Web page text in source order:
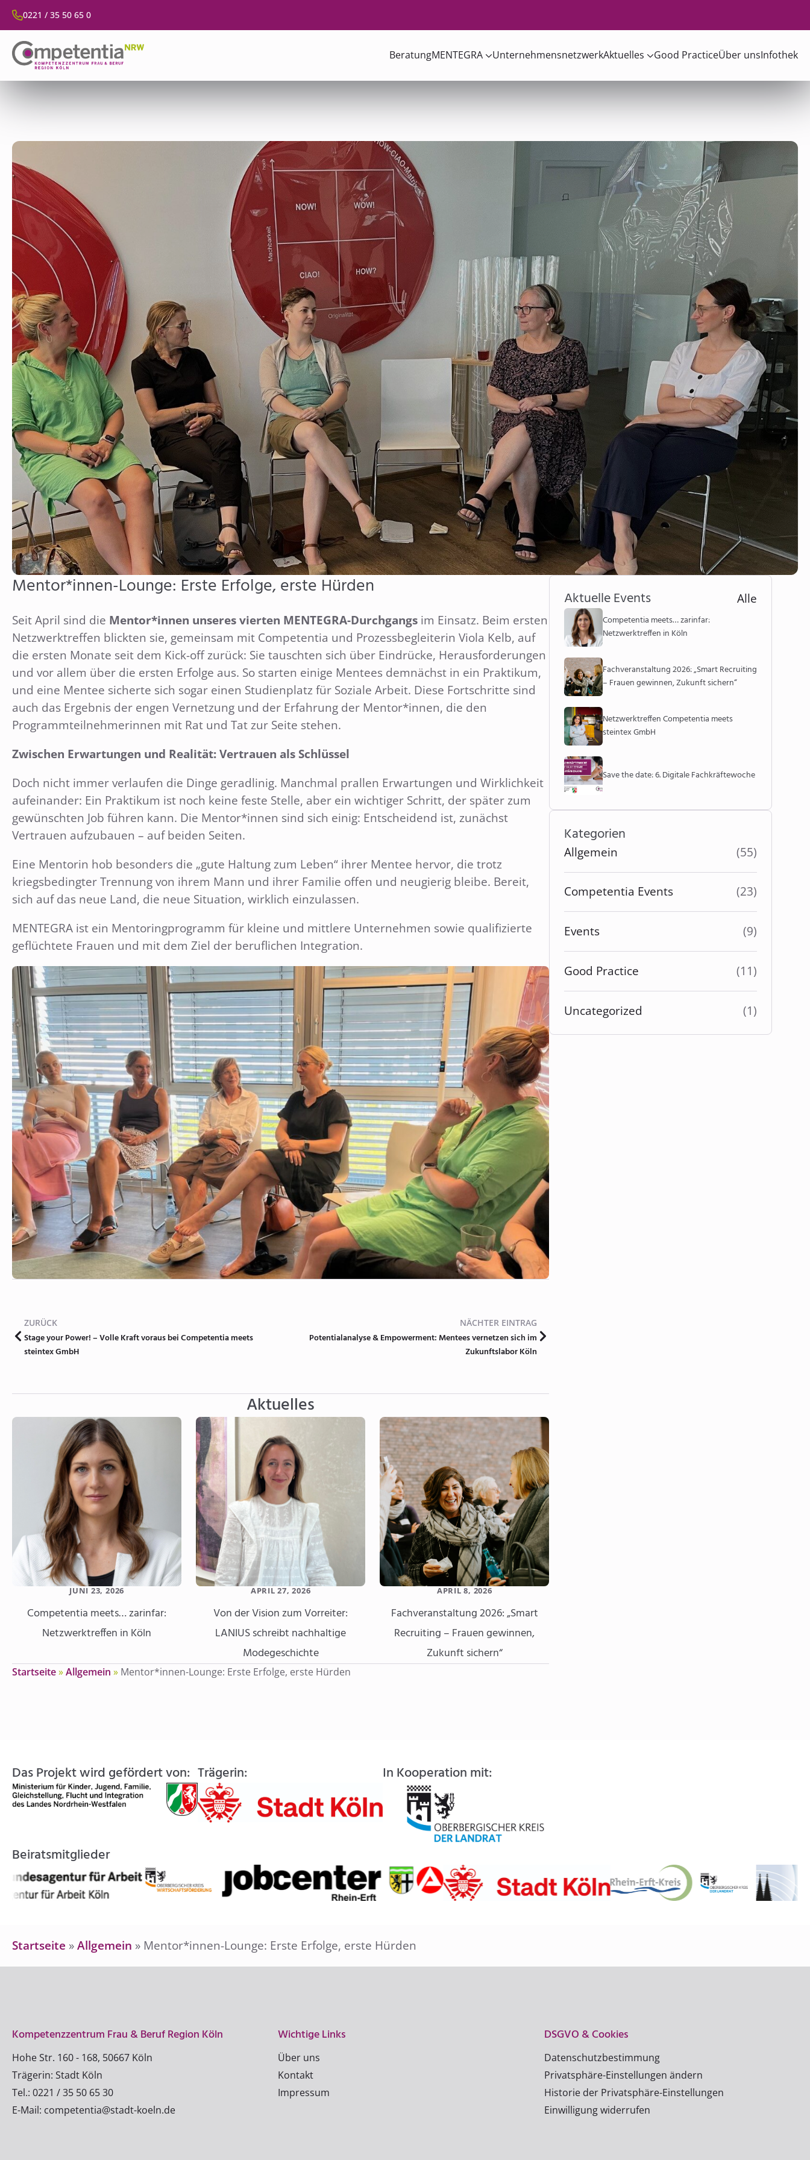
0221 / 35 50 65 0
BeratungMENTEGRA UnternehmensnetzwerkAktuelles Good PracticeÜber unsInfothek
Mentor*innen-Lounge: Erste Erfolge, erste Hürden
Seit April sind die Mentor*innen unseres vierten MENTEGRA-Durchgangs im Einsatz. Beim ersten
Netzwerktreffen blickten sie, gemeinsam mit Competentia und Prozessbegleiterin Viola Kelb, auf
die ersten Monate seit dem Kick-off zurück: Sie tauschten sich über Eindrücke, Herausforderungen
und vor allem über die ersten Erfolge aus. So starten einige Mentees demnächst in ein Praktikum,
und eine Mentee sicherte sich sogar einen Studienplatz für Soziale Arbeit. Diese Fortschritte sind
auch das Ergebnis der engen Vernetzung und der Erfahrung der Mentor*innen, die den
Programmteilnehmerinnen mit Rat und Tat zur Seite stehen.
Zwischen Erwartungen und Realität: Vertrauen als Schlüssel
Doch nicht immer verlaufen die Dinge geradlinig. Manchmal prallen Erwartungen und Wirklichkeit
aufeinander: Ein Praktikum ist noch keine feste Stelle, aber ein wichtiger Schritt, der später zum
gewünschten Job führen kann. Die Mentor*innen sind sich einig: Entscheidend ist, zunächst
Vertrauen aufzubauen – auf beiden Seiten.
Eine Mentorin hob besonders die „gute Haltung zum Leben“ ihrer Mentee hervor, die trotz
kriegsbedingter Trennung von ihrem Mann und ihrer Familie offen und neugierig bleibe. Bereit,
sich auf das neue Land, die neue Situation, wirklich einzulassen.
MENTEGRA ist ein Mentoringprogramm für kleine und mittlere Unternehmen sowie qualifizierte
geflüchtete Frauen und mit dem Ziel der beruflichen Integration.
ZURÜCK
Stage your Power! – Volle Kraft voraus bei Competentia meets
steintex GmbH
NÄCHTER EINTRAG
Potentialanalyse & Empowerment: Mentees vernetzen sich im
Zukunftslabor Köln
Aktuelles
Competentia meets… zarinfar:
Netzwerktreffen in Köln
JUNI 23, 2026
Von der Vision zum Vorreiter:
LANIUS schreibt nachhaltige
Modegeschichte
APRIL 27, 2026
Fachveranstaltung 2026: „Smart
Recruiting – Frauen gewinnen,
Zukunft sichern“
APRIL 8, 2026
Aktuelle Events Alle
Competentia meets… zarinfar:
Netzwerktreffen in Köln
Fachveranstaltung 2026: „Smart Recruiting
– Frauen gewinnen, Zukunft sichern“
Netzwerktreffen Competentia meets
steintex GmbH
Save the date: 6. Digitale Fachkräftewoche
Kategorien
Allgemein (55)
Competentia Events (23)
Events (9)
Good Practice (11)
Uncategorized (1)
Startseite»Allgemein » Mentor*innen-Lounge: Erste Erfolge, erste Hürden
Das Projekt wird gefördert von: Trägerin: In Kooperation mit:
Beiratsmitglieder
Startseite »Allgemein » Mentor*innen-Lounge: Erste Erfolge, erste Hürden
Kompetenzzentrum Frau & Beruf Region Köln
Hohe Str. 160 - 168, 50667 Köln
Trägerin: Stadt Köln
Tel.: 0221 / 35 50 65 30
E-Mail: competentia@stadt-koeln.de
Wichtige Links
Über uns
Kontakt
Impressum
DSGVO & Cookies
Datenschutzbestimmung
Privatsphäre-Einstellungen ändern
Historie der Privatsphäre-Einstellungen
Einwilligung widerrufen